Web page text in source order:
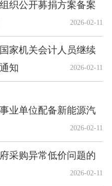
织公开募捐方案备案
2026-02-11
家机关会计人员继续
知
2026-02-11
业单位配备新能源汽
2026-02-11
采购异常低价问题的
2026-02-11